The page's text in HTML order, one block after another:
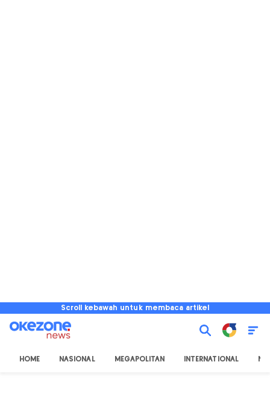
Scroll kebawah untuk membaca artikel
HOME NASIONAL MEGAPOLITAN INTERNATIONAL